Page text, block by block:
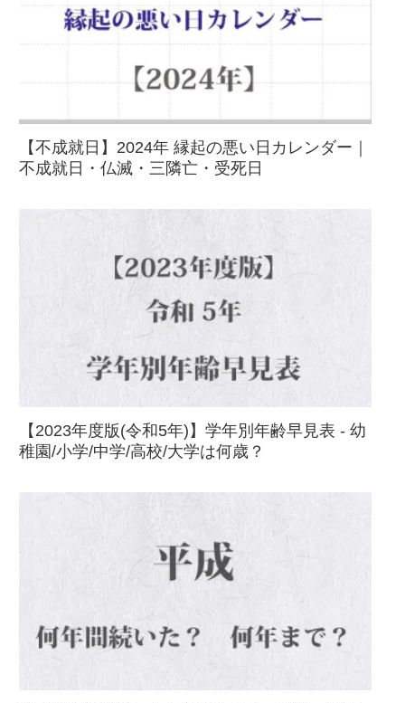
【不成就日】2024年 縁起の悪い日カレンダー｜
不成就日・仏滅・三隣亡・受死日
【2023年度版(令和5年)】学年別年齢早見表 - 幼
稚園/小学/中学/高校/大学は何歳？